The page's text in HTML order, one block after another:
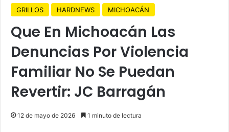
GRILLOS HARDNEWS MICHOACÁN
Que En Michoacán Las
Denuncias Por Violencia
Familiar No Se Puedan
Revertir: JC Barragán
12 de mayo de 2026 1 minuto de lectura